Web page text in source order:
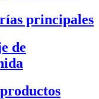
principales
de